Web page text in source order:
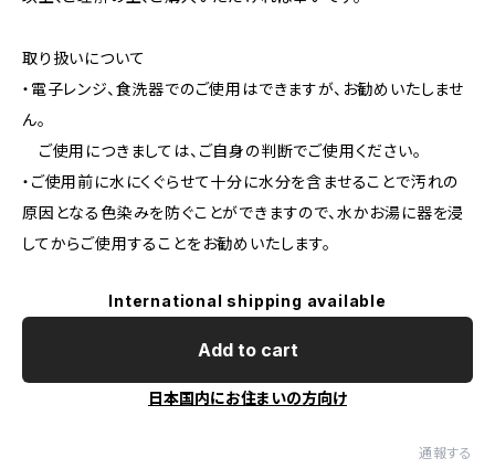
取り扱いについて
・電子レンジ、食洗器でのご使用はできますが、お勧めいたしませ
ん。
ご使用につきましては、ご自身の判断でご使用ください。
・ご使用前に水にくぐらせて十分に水分を含ませることで汚れの
原因となる色染みを防ぐことができますので、水かお湯に器を浸
してからご使用することをお勧めいたします。
International shipping available
Add to cart
日本国内にお住まいの方向け
通報する